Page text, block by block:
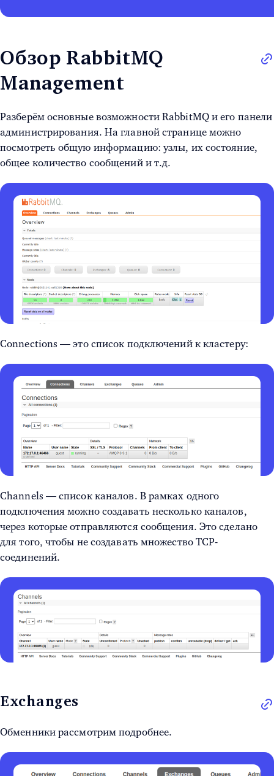
Обзор RabbitMQ
Management
Разберём основные возможности RabbitMQ и его панели
администрирования. На главной странице можно
посмотреть общую информацию: узлы, их состояние,
общее количество сообщений и т.д.
Connections — это список подключений к кластеру:
Channels — список каналов. В рамках одного
подключения можно создавать несколько каналов,
через которые отправляются сообщения. Это сделано
для того, чтобы не создавать множество TCP-
соединений.
Exchanges
Обменники рассмотрим подробнее.